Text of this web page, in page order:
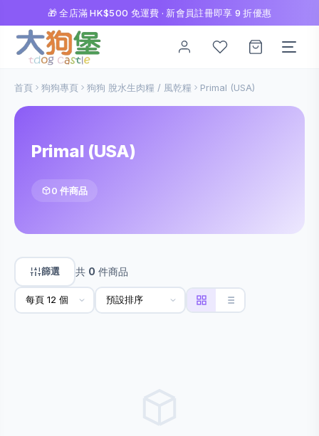
🎁 全店滿 HK$500 免運費 · 新會員註冊即享 9 折優惠
首頁 狗狗專頁 狗狗 脫水生肉糧 / 風乾糧 Primal (USA)
Primal (USA)
0 件商品
篩選 共 0 件商品